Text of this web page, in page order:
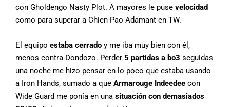
con Gholdengo Nasty Plot. A mayores le puse velocidad
como para superar a Chien-Pao Adamant en TW.
El equipo estaba cerrado y me iba muy bien con él,
menos contra Dondozo. Perder 5 partidas a bo3 seguidas
una noche me hizo pensar en lo poco que estaba usando
a Iron Hands, sumado a que Armarouge Indeedee con
Wide Guard me ponía en una situación con demasiados